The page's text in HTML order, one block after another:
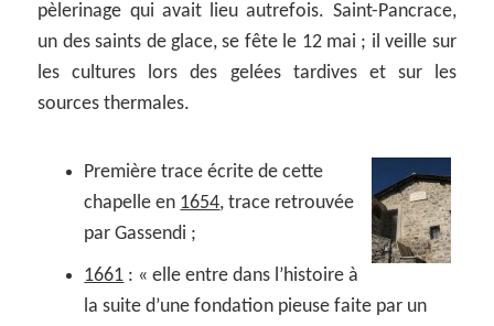
pèlerinage qui avait lieu autrefois. Saint-Pancrace,
un des saints de glace, se fête le 12 mai ; il veille sur
les cultures lors des gelées tardives et sur les
sources thermales.
Première trace écrite de cette
chapelle en 1654, trace retrouvée
par Gassendi ;
1661 : « elle entre dans l’histoire à
la suite d’une fondation pieuse faite par un